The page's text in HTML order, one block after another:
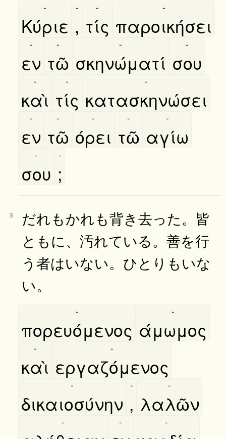
Κύριε
-
,
-
τίς
-
παροικήσει
-
εν
-
τῶ
-
σκηνώματί
-
σου
-
καὶ
-
τίς
-
κατασκηνώσει
-
εν
-
τῶ
-
όρει
-
τῶ
-
αγίω
-
σου
-
;
-
3
だれもかれも背き去った。皆
ともに、汚れている。善を行
う者はいない。ひとりもいな
い。
πορευόμενος
-
άμωμος
-
καὶ
-
εργαζόμενος
-
δικαιοσύνην
-
,
-
λαλῶν
-
- - -